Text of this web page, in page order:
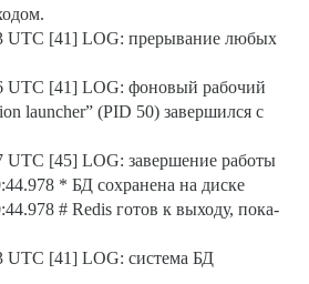
UTC [41] LOG: прерывание любых
UTC [41] LOG: фоновый рабочий
launcher” (PID 50) завершился с
UTC [45] LOG: завершение работы
* БД сохранена на диске
# Redis готов к выходу, пока-
UTC [41] LOG: система БД